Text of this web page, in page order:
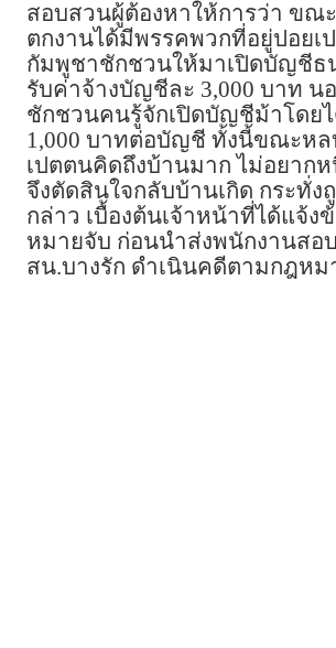
สอบสวนผู้ต้องหาให้การว่า ขณ
ตกงานได้มีพรรคพวกที่อยู่ปอยเ
กัมพูชาชักชวนให้มาเปิดบัญชีธ
รับค่าจ้างบัญชีละ 3,000 บาท น
ชักชวนคนรู้จักเปิดบัญชีม้าโดย
1,000 บาทต่อบัญชี ทั้งนี้ขณะห
เปตตนคิดถึงบ้านมาก ไม่อยาก
จึงตัดสินใจกลับบ้านเกิด กระทั่ง
กล่าว เบื้องต้นเจ้าหน้าที่ได้แจ้ง
หมายจับ ก่อนนำส่งพนักงานสอ
สน.บางรัก ดำเนินคดีตามกฎหม